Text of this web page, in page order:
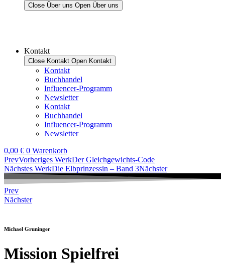
Close Über uns Open Über uns
Kontakt
Close Kontakt Open Kontakt
Kontakt
Buchhandel
Influencer-Programm
Newsletter
Kontakt
Buchhandel
Influencer-Programm
Newsletter
0,00 € 0 Warenkorb
PrevVorheriges WerkDer Gleichgewichts-Code
Nächstes WerkDie Elbprinzessin – Band 3Nächster
Prev
Nächster
Michael Gruninger
Mission Spielfrei